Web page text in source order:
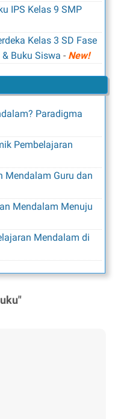
IPS Kelas 9 SMP
Kelas 3 SD Fase
Buku Siswa - New!
Paradigma
Pembelajaran
Mendalam Guru dan
Mendalam Menuju
Mendalam di